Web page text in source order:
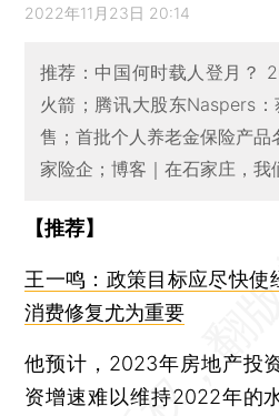
2022年11月23日 20:14
推荐：中国何时载人登月？
火箭；腾讯大股东Naspers
售；首批个人养老金保险产
家险企；博客｜在石家庄，
【推荐】
王一鸣：政策目标应尽快使
消费修复尤为重要
他预计，2023年房地产投
资增速难以维持2022年的